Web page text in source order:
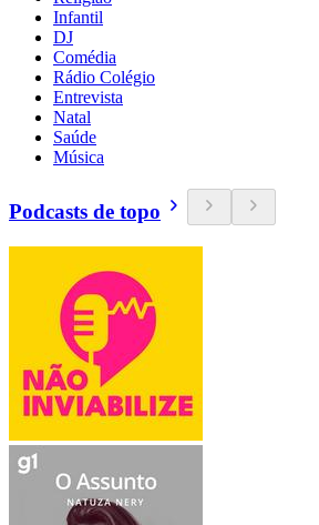
Infantil
DJ
Comédia
Rádio Colégio
Entrevista
Natal
Saúde
Música
Podcasts de topo